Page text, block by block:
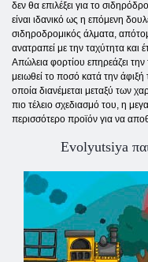
δεν θα επιλέξει για το
είναι ιδανικό ως η επόμενη
σιδηροδρομικός άλματα,
ανατραπεί με την ταχύτητα και
Απώλεια φορτίου επηρεάζει την
μειωθεί το ποσό κατά την
οποία διανέμεται μεταξύ των
πιο τέλειο σχεδιασμό του, η
περισσότερο προϊόν για να
Evolyutsiya